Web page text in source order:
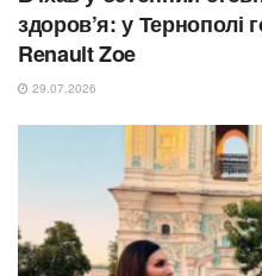
здоров’я: у Тернополі
Renault Zoe
29.07.2026